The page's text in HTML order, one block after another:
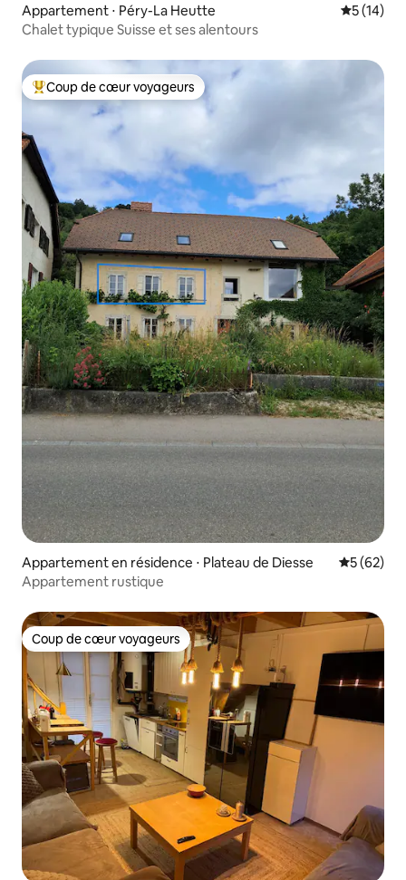
Appartement ⋅ Péry-La Heutte
5 (14)
Chalet typique Suisse et ses alentours
Coups de cœur voyageurs les plus appréciés
Coup de cœur voyageurs
Appartement en résidence ⋅ Plateau de Diesse
5 (62)
Appartement rustique
Coup de cœur voyageurs
Coup de cœur voyageurs